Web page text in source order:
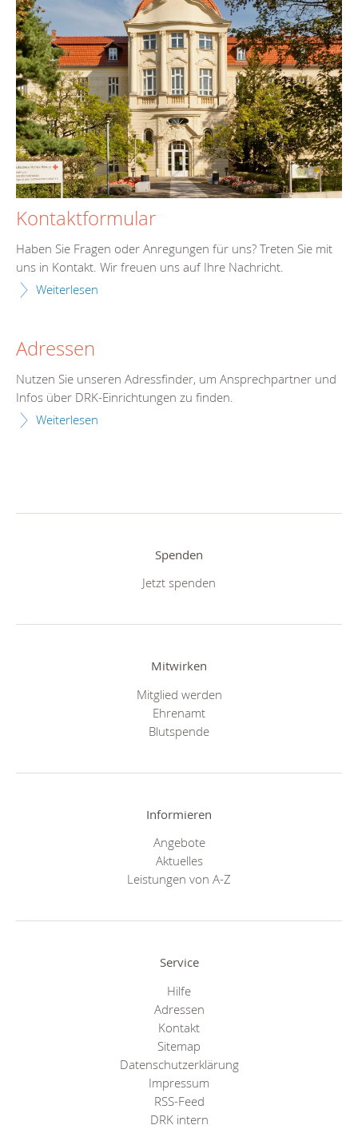
Kontaktformular
Haben Sie Fragen oder Anregungen für uns? Treten Sie mit
uns in Kontakt. Wir freuen uns auf Ihre Nachricht.
Weiterlesen
Adressen
Nutzen Sie unseren Adressfinder, um Ansprechpartner und
Infos über DRK-Einrichtungen zu finden.
Weiterlesen
Spenden
Jetzt spenden
Mitwirken
Mitglied werden
Ehrenamt
Blutspende
Informieren
Angebote
Aktuelles
Leistungen von A-Z
Service
Hilfe
Adressen
Kontakt
Sitemap
Datenschutzerklärung
Impressum
RSS-Feed
DRK intern